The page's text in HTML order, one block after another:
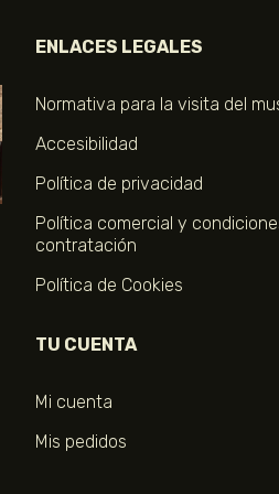
ENLACES LEGALES
Normativa para la visita del
Accesibilidad
Política de privacidad
Política comercial y
contratación
Política de Cookies
TU CUENTA
Mi cuenta
Mis pedidos